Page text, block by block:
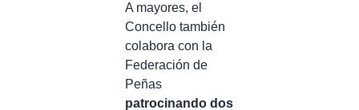
A mayores, el
Concello también
colabora con la
Federación de
Peñas
patrocinando dos